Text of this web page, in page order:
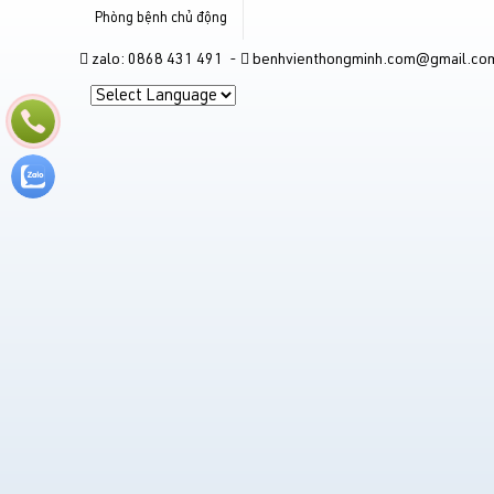
Phòng bệnh chủ động
zalo: 0868 431 491 -